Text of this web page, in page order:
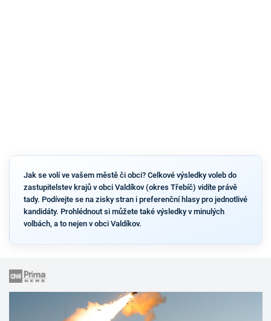
Jak se volí ve vašem městě či obci? Celkové výsledky voleb do
zastupitelstev krajů v obci Valdíkov (okres Třebíč) vidíte právě
tady. Podívejte se na zisky stran i preferenční hlasy pro jednotlivé
kandidáty. Prohlédnout si můžete také výsledky v minulých
volbách, a to nejen v obci Valdíkov.